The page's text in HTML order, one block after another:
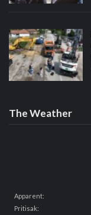
The Weather
Apparent:
Pritisak: